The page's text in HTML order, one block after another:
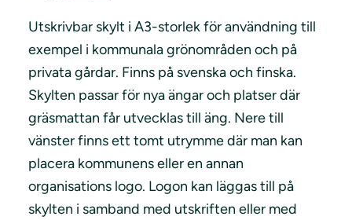
Utskrivbar skylt i A3-storlek för användning till
exempel i kommunala grönområden och på
privata gårdar. Finns på svenska och finska.
Skylten passar för nya ängar och platser där
gräsmattan får utvecklas till äng. Nere till
vänster finns ett tomt utrymme där man kan
placera kommunens eller en annan
organisations logo. Logon kan läggas till på
skylten i samband med utskriften eller med